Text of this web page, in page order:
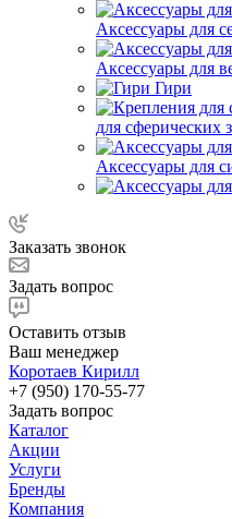
Аксессуары для
Аксессуары для
Гири
для сферических
Аксессуары для
Заказать звонок
Задать вопрос
Оставить отзыв
Ваш менеджер
Коротаев Кирилл
+7 (950) 170-55-77
Задать вопрос
Каталог
Акции
Услуги
Бренды
Компания